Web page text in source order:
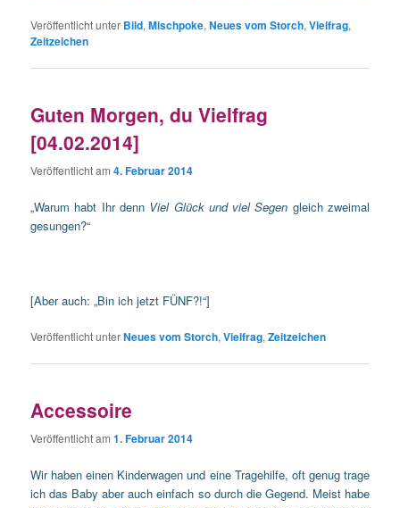
Veröffentlicht unter Bild,Mischpoke,Neues vom Storch,Vielfrag,
Zeitzeichen
Guten Morgen, du Vielfrag
[04.02.2014]
Veröffentlicht am4. Februar 2014
„Warum habt Ihr denn Viel Glück und viel Segen gleich zweimal
gesungen?“
[Aber auch: „Bin ich jetzt FÜNF?!“]
Veröffentlicht unterNeues vom Storch,Vielfrag,Zeitzeichen
Accessoire
Veröffentlicht am1. Februar 2014
Wir haben einen Kinderwagen und eine Tragehilfe, oft genug trage
ich das Baby aber auch einfach so durch die Gegend. Meist habe